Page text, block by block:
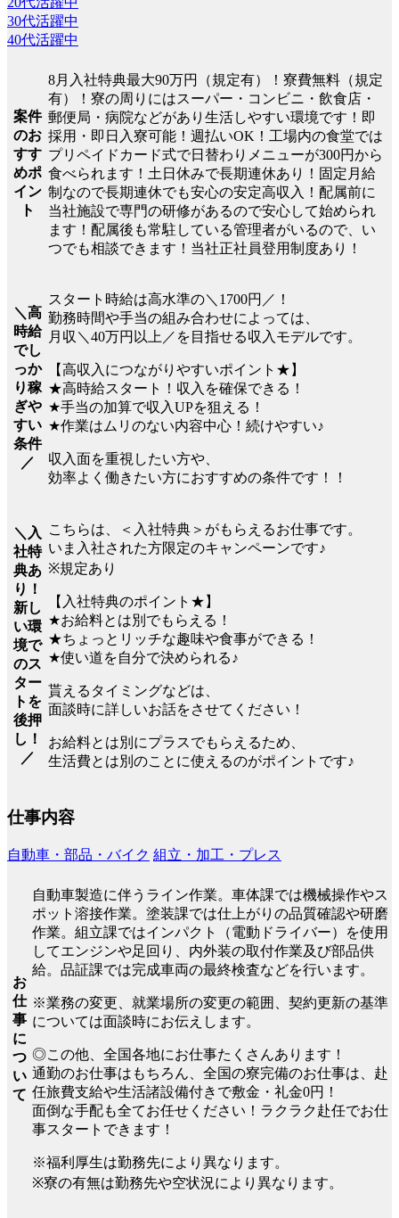
30代活躍中
40代活躍中
案件
のお
すす
めポ
イン
ト
8月入社特典最大90万円（規定有）！寮費無料（規定
有）！寮の周りにはスーパー・コンビニ・飲食店・
郵便局・病院などがあり生活しやすい環境です！即
採用・即日入寮可能！週払いOK！工場内の食堂では
プリペイドカード式で日替わりメニューが300円から
食べられます！土日休みで長期連休あり！固定月給
制なので長期連休でも安心の安定高収入！配属前に
当社施設で専門の研修があるので安心して始められ
ます！配属後も常駐している管理者がいるので、い
つでも相談できます！当社正社員登用制度あり！
＼高
時給
でし
っか
り稼
ぎや
すい
条件
／
スタート時給は高水準の＼1700円／！
勤務時間や手当の組み合わせによっては、
月収＼40万円以上／を目指せる収入モデルです。
【高収入につながりやすいポイント★】
★高時給スタート！収入を確保できる！
★手当の加算で収入UPを狙える！
★作業はムリのない内容中心！続けやすい♪
収入面を重視したい方や、
効率よく働きたい方におすすめの条件です！！
＼入
社特
典あ
り！
新し
い環
境で
のス
ター
トを
後押
し！
／
こちらは、＜入社特典＞がもらえるお仕事です。
いま入社された方限定のキャンペーンです♪
※規定あり
【入社特典のポイント★】
★お給料とは別でもらえる！
★ちょっとリッチな趣味や食事ができる！
★使い道を自分で決められる♪
貰えるタイミングなどは、
面談時に詳しいお話をさせてください！
お給料とは別にプラスでもらえるため、
生活費とは別のことに使えるのがポイントです♪
仕事内容
自動車・部品・バイク 組立・加工・プレス
お
仕
事
に
つ
い
て
自動車製造に伴うライン作業。車体課では機械操作やス
ポット溶接作業。塗装課では仕上がりの品質確認や研磨
作業。組立課ではインパクト（電動ドライバー）を使用
してエンジンや足回り、内外装の取付作業及び部品供
給。品証課では完成車両の最終検査などを行います。
※業務の変更、就業場所の変更の範囲、契約更新の基準
については面談時にお伝えします。
◎この他、全国各地にお仕事たくさんあります！
通勤のお仕事はもちろん、全国の寮完備のお仕事は、赴
任旅費支給や生活諸設備付きで敷金・礼金0円！
面倒な手配も全てお任せください！ラクラク赴任でお仕
事スタートできます！
※福利厚生は勤務先により異なります。
※寮の有無は勤務先や空状況により異なります。